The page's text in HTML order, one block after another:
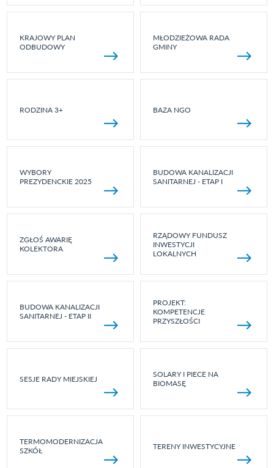
KRAJOWY PLAN
ODBUDOWY
MŁODZIEŻOWA RADA
GMINY
RODZINA 3+ BAZA NGO
WYBORY
PREZYDENCKIE 2025
BUDOWA KANALIZACJI
SANITARNEJ - ETAP I
ZGŁOŚ AWARIĘ
KOLEKTORA
RZĄDOWY FUNDUSZ
INWESTYCJI
LOKALNYCH
BUDOWA KANALIZACJI
SANITARNEJ - ETAP II
PROJEKT:
KOMPETENCJE
PRZYSZŁOŚCI
SESJE RADY MIEJSKIEJ
SOLARY I PIECE NA
BIOMASĘ
TERMOMODERNIZACJA
SZKÓŁ
TERENY INWESTYCYJNE